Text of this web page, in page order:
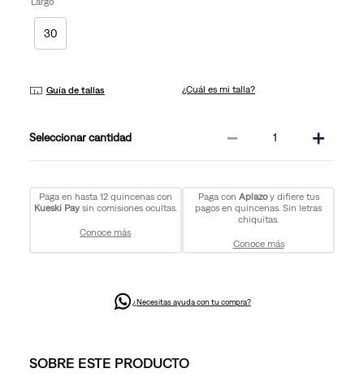
30
Guía de tallas ¿Cuál es mi talla?
cantidad ＋
－
Paga en hasta 12 quincenas con
Kueski Paysin comisiones ocultas.
Conoce más
Paga con Aplazoy difiere tus
pagos en quincenas. Sin letras
chiquitas.
Conoce más
¿Necesitas ayuda con tu compra?
SOBRE ESTE PRODUCTO